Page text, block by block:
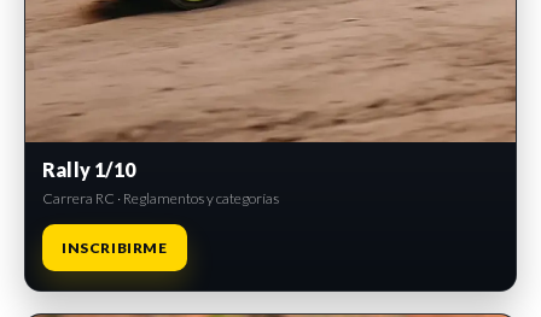
Rally 1/10
Carrera RC · Reglamentos y categorías
INSCRIBIRME